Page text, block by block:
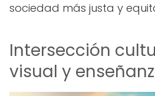
sociedad más justa y
Intersección
visual y